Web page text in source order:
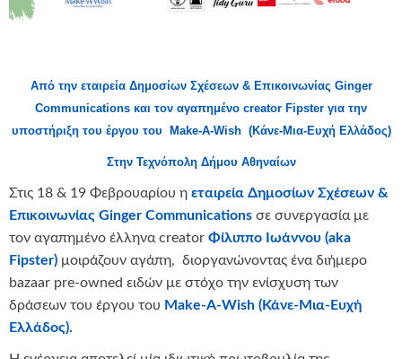
Από την εταιρεία Δημοσίων Σχέσεων & Επικοινωνίας Ginger
Communications και τον αγαπημένο creator Fipster για την
υποστήριξη του έργου του Make-A-Wish (Κάνε-Μια-Ευχή Ελλάδος)
Στην Τεχνόπολη Δήμου Αθηναίων
Στις 18 & 19 Φεβρουαρίου η εταιρεία Δημοσίων Σχέσεων &
Επικοινωνίας Ginger Communications σε συνεργασία με
τον αγαπημένο έλληνα creator Φίλιππο Ιωάννου (aka
Fipster) μοιράζουν αγάπη, διοργανώνοντας ένα διήμερο
bazaar pre-owned ειδών με στόχο την ενίσχυση των
δράσεων του έργου του Make-A-Wish (Κάνε-Μια-Ευχή
Ελλάδος).